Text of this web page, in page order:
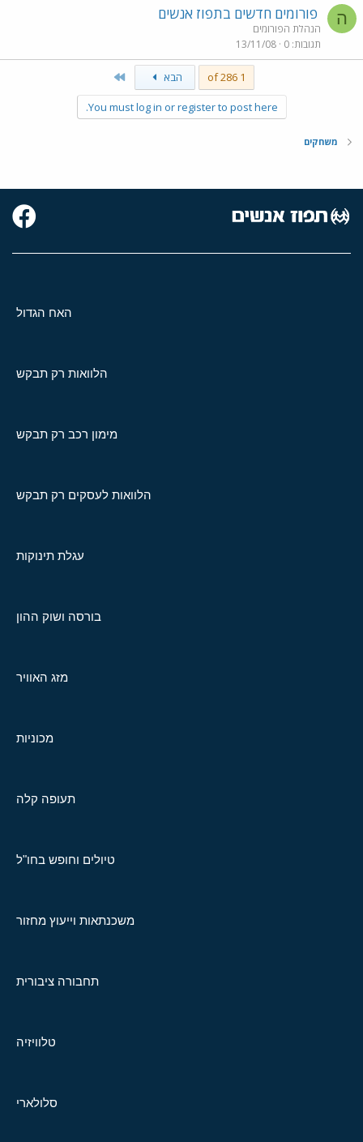
ה פורומים חדשים בתפוז אנשים
הנהלת הפורומים
תגובות 0
13/11/08
1 of 286 הבא
You must log in or register to post here.
משחקים
האח הגדול
הלוואות רק תבקש
מימון רכב רק תבקש
הלוואות לעסקים רק תבקש
עגלת תינוקות
בורסה ושוק ההון
מזג האוויר
מכוניות
תעופה קלה
טיולים וחופש בחו"ל
משכנתאות וייעוץ מחזור
תחבורה ציבורית
טלוויזיה
סלולארי